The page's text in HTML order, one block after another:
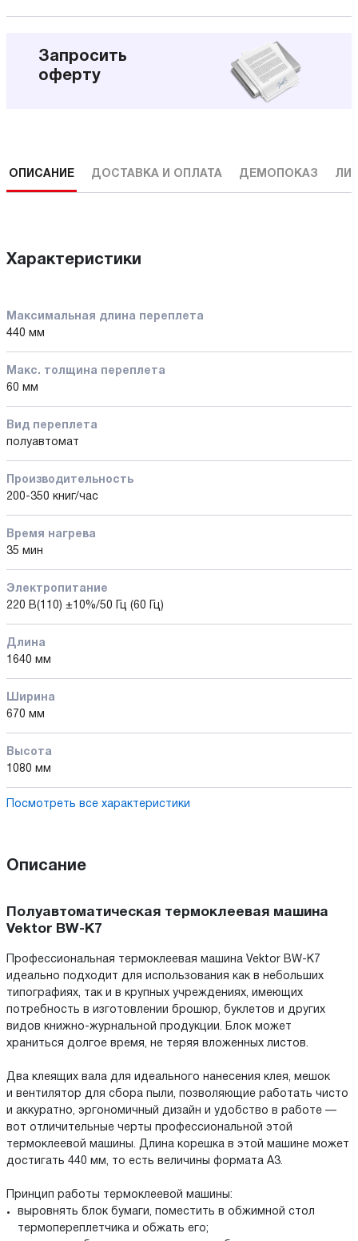
Запросить
оферту
ОПИСАНИЕ ДОСТАВКА И ОПЛАТА ДЕМОПОКАЗ
Характеристики
Максимальная длина переплета
440 мм
Макс. толщина переплета
60 мм
Вид переплета
полуавтомат
Производительность
200-350 книг/час
Время нагрева
35 мин
Электропитание
220 В(110) ±10%/50 Гц (60 Гц)
Длина
1640 мм
Ширина
670 мм
Высота
1080 мм
Посмотреть все характеристики
Описание
Полуавтоматическая термоклеевая машина
Vektor BW-K7
Профессиональная термоклеевая машина Vektor BW-K7
идеально подходит для использования как в небольших
типографиях, так и в крупных учреждениях, имеющих
потребность в изготовлении брошюр, буклетов и других
видов книжно-журнальной продукции. Блок может
храниться долгое время, не теряя вложенных листов.
Два клеящих вала для идеального нанесения клея, мешок
и вентилятор для сбора пыли, позволяющие работать чисто
и аккуратно, эргономичный дизайн и удобство в работе —
вот отличительные черты профессиональной этой
термоклеевой машины. Длина корешка в этой машине может
достигать 440 мм, то есть величины формата А3.
Принцип работы термоклеевой машины:
выровнять блок бумаги, поместить в обжимной стол
термопереплетчика и обжать его;